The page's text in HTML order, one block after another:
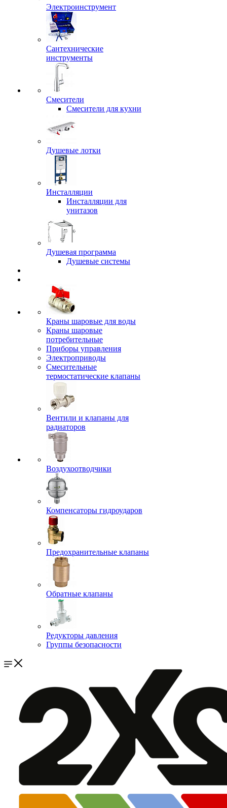
Электроинструмент
Сантехнические
инструменты
Смесители
Смесители для кухни
Душевые лотки
Инсталляции
Инсталляции для
унитазов
Душевая программа
Душевые системы
Краны шаровые для воды
Краны шаровые
потребительные
Приборы управления
Электроприводы
Смесительные
термостатические клапаны
Вентили и клапаны для
радиаторов
Воздухоотводчики
Компенсаторы гидроударов
Предохранительные клапаны
Обратные клапаны
Редукторы давления
Группы безопасности